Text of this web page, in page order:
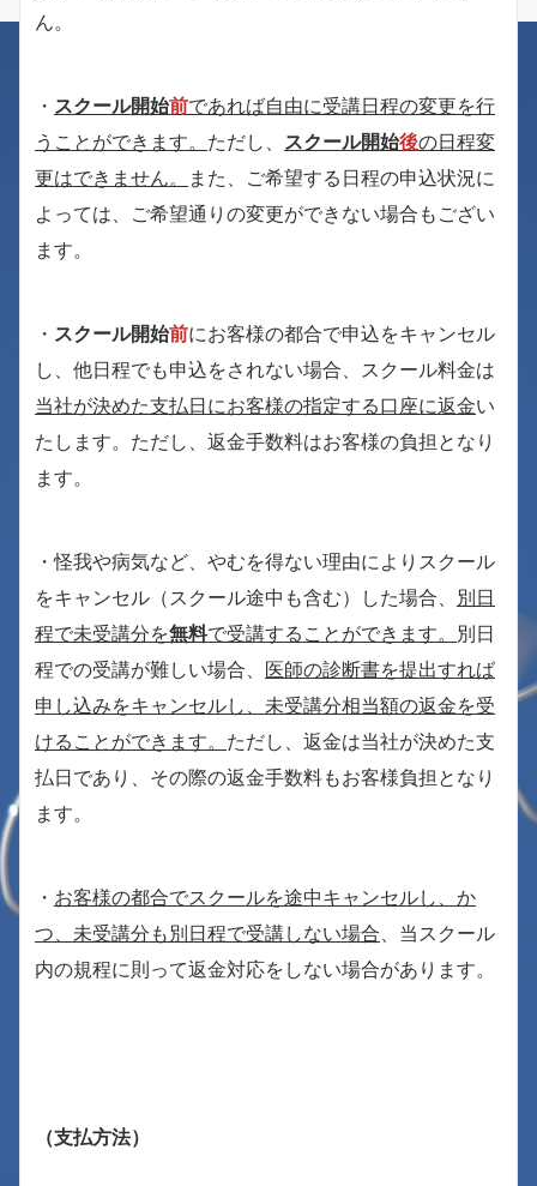
ん。
・ スクール開始前であれば自由に受講日程の変更を行
うことができます。 ただし、 スクール開始後の日程変
更はできません。
また、ご希望する日程の申込状況に
よっては、ご希望通りの変更ができない場合もござい
ます。
・ スクール開始前にお客様の都合で申込をキャンセル
し、他日程でも申込をされない場合、スクール料金は
当社が決めた支払日にお客様の指定する口座に返金い
たします。ただし、返金手数料はお客様の負担となり
ます。
・怪我や病気など、やむを得ない理由によりスクール
をキャンセル（スクール途中も含む）した場合、 別日
程で未受講分を無料で受講することができます。 別日
程での受講が難しい場合、 医師の診断書を提出すれば
申し込みをキャンセルし、未受講分相当額の返金を受
けることができます。 ただし、返金は当社が決めた支
払日であり、その際の返金手数料もお客様負担となり
ます。
・ お客様の都合でスクールを途中キャンセルし、か
つ、未受講分も別日程で受講しない場合、当スクール
内の規程に則って返金対応をしない場合があります。
（支払方法）